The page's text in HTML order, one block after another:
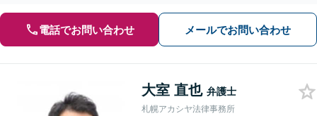
電話でお問い合わせ メールでお問い合わせ
大室 直也 弁護士
札幌アカシヤ法律事務所